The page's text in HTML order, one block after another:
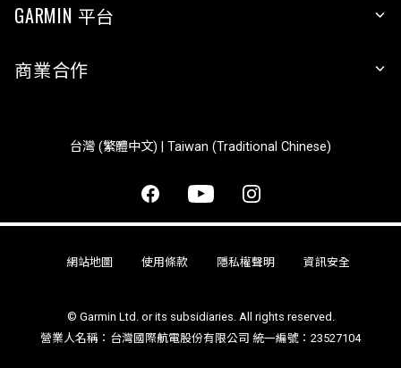
GARMIN 平台
商業合作
台灣 (繁體中文) | Taiwan (Traditional Chinese)
© Garmin Ltd. or its subsidiaries. All rights reserved.
營業人名稱：台灣國際航電股份有限公司 統一編號：23527104
網站地圖 使用條款 隱私權聲明 資訊安全